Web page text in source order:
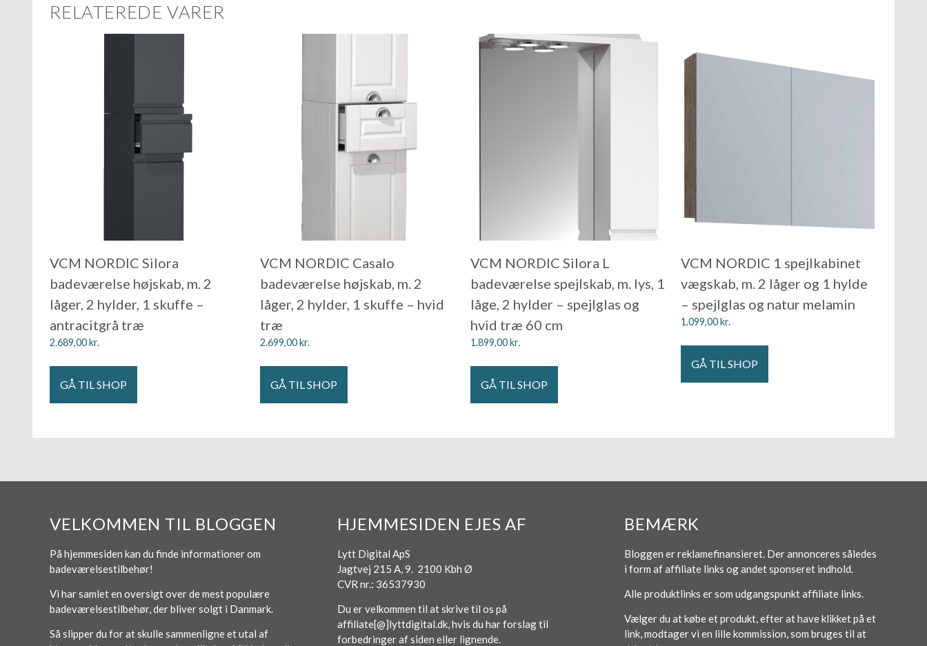
RELATEREDE VARER
VCM NORDIC Silora
badeværelse højskab, m. 2
låger, 2 hylder, 1 skuffe –
antracitgrå træ
2.689,00kr.
GÅ TIL SHOP
VCM NORDIC Casalo
badeværelse højskab, m. 2
låger, 2 hylder, 1 skuffe – hvid
træ
2.699,00kr.
GÅ TIL SHOP
VCM NORDIC Silora L
badeværelse spejlskab, m. lys, 1
låge, 2 hylder – spejlglas og
hvid træ 60 cm
1.899,00kr.
GÅ TIL SHOP
VCM NORDIC 1 spejlkabinet
vægskab, m. 2 låger og 1 hylde
– spejlglas og natur melamin
1.099,00kr.
GÅ TIL SHOP
VELKOMMEN TIL BLOGGEN
På hjemmesiden kan du finde informationer om
badeværelsestilbehør!
Vi har samlet en oversigt over de mest populære
badeværelsestilbehør, der bliver solgt i Danmark.
Så slipper du for at skulle sammenligne et utal af
HJEMMESIDEN EJES AF
Lytt Digital ApS
Jagtvej 215 A, 9. 2100 Kbh Ø
CVR nr.: 36537930
Du er velkommen til at skrive til os på
affiliate[@]lyttdigital.dk, hvis du har forslag til
forbedringer af siden eller lignende.
BEMÆRK
Bloggen er reklamefinansieret. Der annonceres således
i form af affiliate links og andet sponseret indhold.
Alle produktlinks er som udgangspunkt affiliate links.
Vælger du at købe et produkt, efter at have klikket på et
link, modtager vi en lille kommission, som bruges til at